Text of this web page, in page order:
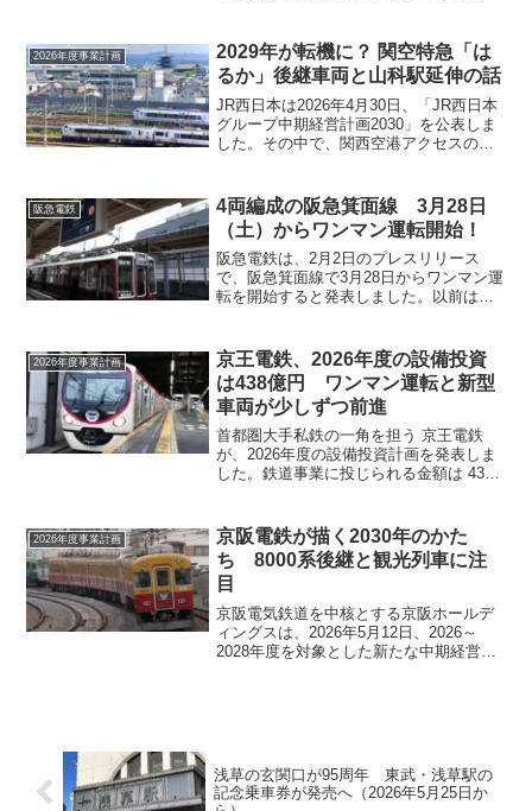
収益拡大通勤輸送に頼りすぎない“これか
らの私鉄経営”を...
2026年度事業計画
2029年が転機に？ 関空特急「は
るか」後継車両と山科駅延伸の話
JR西日本は2026年4月30日、「JR西日本
グループ中期経営計画2030」を公表しま
した。その中で、関西空港アクセスの主
急車両の存在が明記され、鉄道ファンの
間で注目を...
阪急電鉄
4両編成の阪急箕面線 3月28日
（土）からワンマン運転開始！
阪急電鉄は、2月2日のプレスリリース
で、阪急箕面線で3月28日からワンマン運
転を開始すると発表しました。以前は、
思われます。
2026年度事業計画
京王電鉄、2026年度の設備投資
は438億円 ワンマン運転と新型
車両が少しずつ前進
首都圏大手私鉄の一角を担う 京王電鉄
が、2026年度の設備投資計画を発表しま
した。鉄道事業に投じられる金額は 438
らの鉄道」をどう描いているのかがよく
分かる内容になっ...
2026年度事業計画
京阪電鉄が描く2030年のかた
ち 8000系後継と観光列車に注
目
京阪電気鉄道を中核とする京阪ホールデ
ィングスは、2026年5月12日、2026～
2028年度を対象とした新たな中期経営計
浅草の玄関口が95周年 東武・浅草駅の
記念乗車券が発売へ（2026年5月25日か